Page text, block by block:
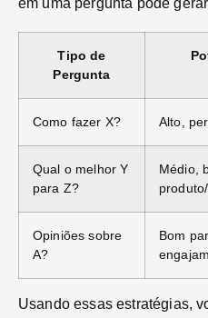
Tipo de
Pergunta
Como fazer X? Alto,
Qual o melhor Y
para Z?
Médio,
Opiniões sobre
A?
Bom
Usando essas estratégias,